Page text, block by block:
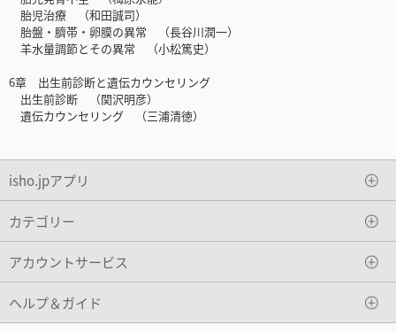
胎児治療 （和田誠司）
胎盤・臍帯・卵膜の異常 （長谷川潤一）
羊水量調節とその異常 （小松篤史）
6章 出生前診断と遺伝カウンセリング
出生前診断 （関沢明彦）
遺伝カウンセリング （三浦清徳）
isho.jpアプリ
カテゴリー
アカウントサービス
ヘルプ＆ガイド